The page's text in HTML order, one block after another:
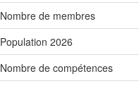
Nombre de membres
Population 2026
Nombre de compétences